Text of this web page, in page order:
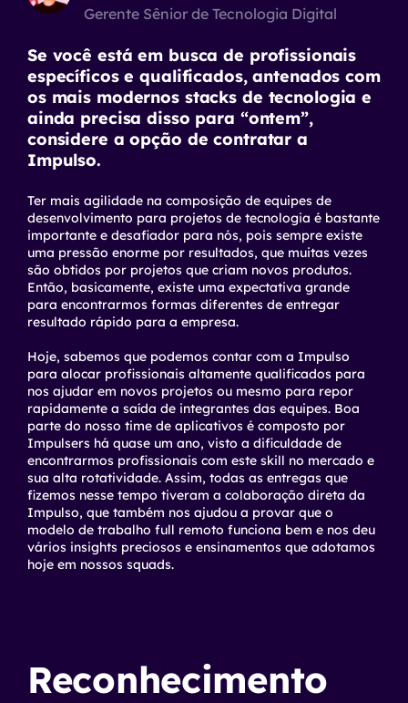
Gerente Sênior de Tecnologia Digital
Se você está em busca de profissionais
específicos e qualificados, antenados com
os mais modernos stacks de tecnologia e
ainda precisa disso para “ontem”,
considere a opção de contratar a
Impulso.
Ter mais agilidade na composição de equipes de
desenvolvimento para projetos de tecnologia é bastante
importante e desafiador para nós, pois sempre existe
uma pressão enorme por resultados, que muitas vezes
são obtidos por projetos que criam novos produtos.
Então, basicamente, existe uma expectativa grande
para encontrarmos formas diferentes de entregar
resultado rápido para a empresa.
Hoje, sabemos que podemos contar com a Impulso
para alocar profissionais altamente qualificados para
nos ajudar em novos projetos ou mesmo para repor
rapidamente a saída de integrantes das equipes. Boa
parte do nosso time de aplicativos é composto por
Impulsers há quase um ano, visto a dificuldade de
encontrarmos profissionais com este skill no mercado e
sua alta rotatividade. Assim, todas as entregas que
fizemos nesse tempo tiveram a colaboração direta da
Impulso, que também nos ajudou a provar que o
modelo de trabalho full remoto funciona bem e nos deu
vários insights preciosos e ensinamentos que adotamos
hoje em nossos squads.
Reconhecimento